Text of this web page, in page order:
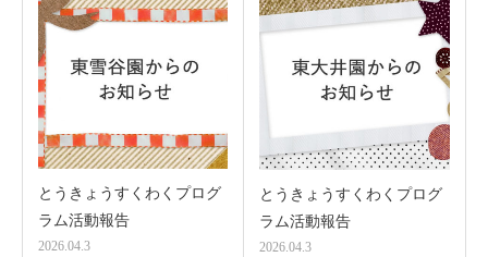
とうきょうすくわくプログ
ラム活動報告
2026.04.3
とうきょうすくわくプログ
ラム活動報告
2026.04.3